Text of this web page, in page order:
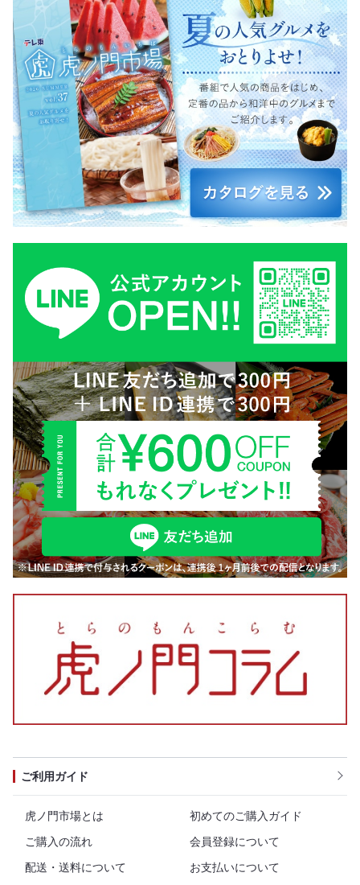
ご利用ガイド
虎ノ門市場とは
初めてのご購入ガイド
ご購入の流れ
会員登録について
配送・送料について
お支払いについて